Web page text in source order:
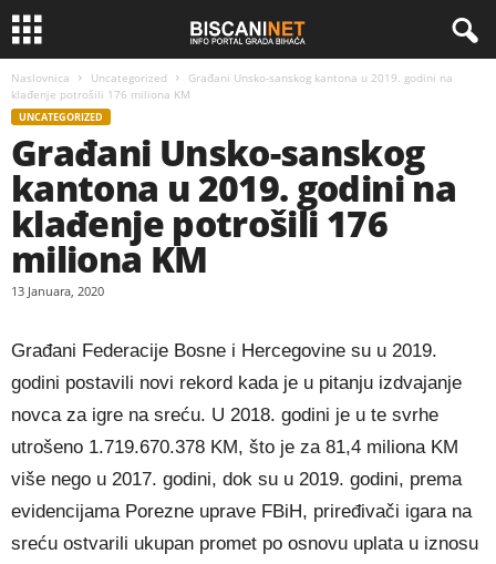
Naslovnica Uncategorized
Građani Unsko-sanskog kantona u 2019. godini na
klađenje potrošili 176 miliona KM
UNCATEGORIZED
Građani Unsko-sanskog
kantona u 2019. godini na
klađenje potrošili 176
miliona KM
13 Januara, 2020
Građani Federacije Bosne i Hercegovine su u 2019.
godini postavili novi rekord kada je u pitanju izdvajanje
novca za igre na sreću. U 2018. godini je u te svrhe
utrošeno 1.719.670.378 KM, što je za 81,4 miliona KM
više nego u 2017. godini, dok su u 2019. godini, prema
evidencijama Porezne uprave FBiH, priređivači igara na
sreću ostvarili ukupan promet po osnovu uplata u iznosu